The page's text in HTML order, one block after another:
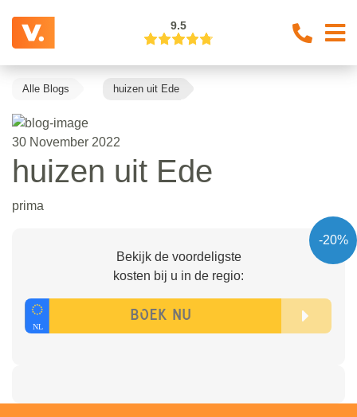
9.5
Alle Blogs huizen uit Ede
30 November 2022
huizen uit Ede
prima
-20%
Bekijk de voordeligste
kosten bij u in de regio: